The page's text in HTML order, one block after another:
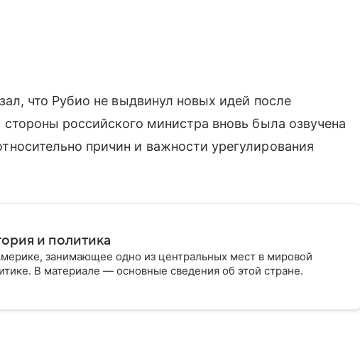
что Рубио не выдвинул новых идей после
российского министра вновь была озвучена
причин и важности урегулирования
и политика
занимающее одно из центральных мест в мировой
В материале — основные сведения об этой стране.